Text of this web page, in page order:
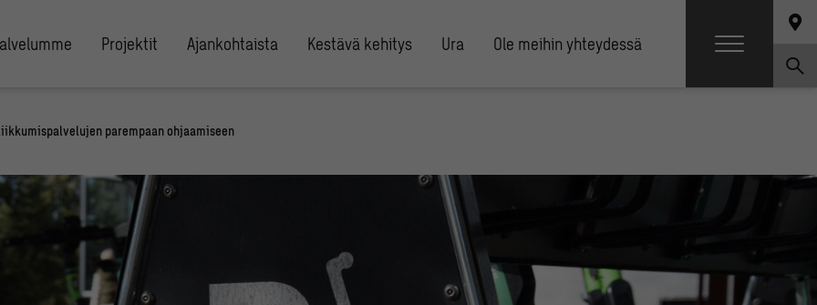
Projektit Ajankohtaista Kestävä kehitys Ura Ole meihin yhteydessä
parempaan ohjaamiseen